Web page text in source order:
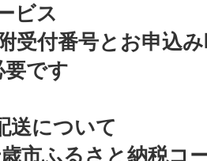
ビス
受付番号とお申込
要です
送について
市ふるさと納税コ